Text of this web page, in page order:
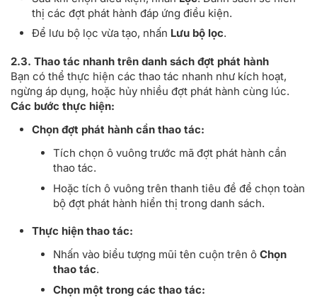
thị các đợt phát hành đáp ứng điều kiện.
Để lưu bộ lọc vừa tạo, nhấn Lưu bộ lọc.
2.3. Thao tác nhanh trên danh sách đợt phát hành
Bạn có thể thực hiện các thao tác nhanh như kích hoạt,
ngừng áp dụng, hoặc hủy nhiều đợt phát hành cùng lúc.
Các bước thực hiện:
Chọn đợt phát hành cần thao tác:
Tích chọn ô vuông trước mã đợt phát hành cần
thao tác.
Hoặc tích ô vuông trên thanh tiêu đề để chọn toàn
bộ đợt phát hành hiển thị trong danh sách.
Thực hiện thao tác:
Nhấn vào biểu tượng mũi tên cuộn trên ô Chọn
thao tác.
Chọn một trong các thao tác: